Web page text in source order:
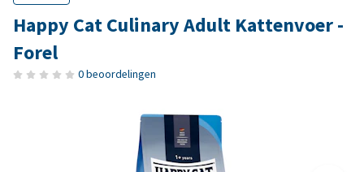
Happy Cat Culinary Adult Kattenvoer -
Forel
0 beoordelingen